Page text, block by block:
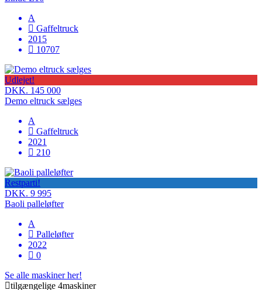
A
Gaffeltruck
2015
10707
Udlejet!
DKK. 145 000
Demo eltruck sælges
A
Gaffeltruck
2021
210
Restparti!
DKK. 9 995
Baoli palleløfter
A
Palleløfter
2022
0
Se alle maskiner her!
tilgængelige 4maskiner